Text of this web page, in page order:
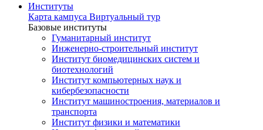
Институты
Карта кампуса Виртуальный тур
Базовые институты
Гуманитарный институт
Инженерно-строительный институт
Институт биомедицинских систем и
биотехнологий
Институт компьютерных наук и
кибербезопасности
Институт машиностроения, материалов и
транспорта
Институт физики и математики